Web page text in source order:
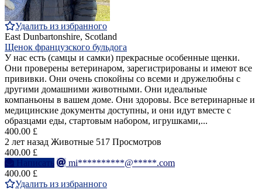
Удалить из избранного
East Dunbartonshire, Scotland
Щенок французского бульдога
У нас есть (самцы и самки) прекрасные особенные щенки.
Они проверены ветеринаром, зарегистрированы и имеют все
прививки. Они очень спокойны со всеми и дружелюбны с
другими домашними животными. Они идеальные
компаньоны в вашем доме. Они здоровы. Все ветеринарные и
медицинские документы доступны, и они идут вместе с
образцами еды, стартовым набором, игрушками,...
400.00 £
2 лет назад Животные 517 Просмотров
400.00 £
Написать
mi**********@*****.com
400.00 £
Удалить из избранного